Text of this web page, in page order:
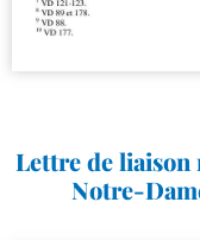
Lettre de liaison
Notre-​